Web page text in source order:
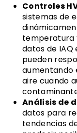
Controles
sistemas de
temperatura
datos de IAQ
pueden
aumentando
aire cuando
Análisis de
datos para
tendencias